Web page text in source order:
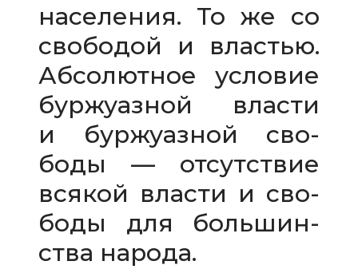
насе­ле­ния. То же со
сво­бо­дой и вла­стью.
Абсолютное усло­вие
бур­жу­аз­ной вла­сти
и бур­жу­аз­ной сво­
боды — отсут­ствие
вся­кой вла­сти и сво­
боды для боль­шин­
ства народа.